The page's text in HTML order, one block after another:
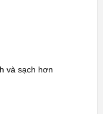
và sạch hơn